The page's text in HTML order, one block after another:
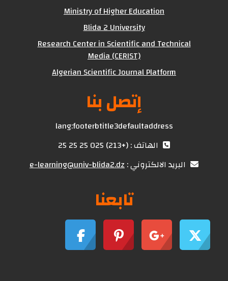
Ministry of Higher Education
Blida 2 University
Research Center in Scientific and Technical
Media (CERIST)
Algerian Scientific Journal Platform
إتصل بنا
lang:footerbtitle3defaultaddress
الهاتف : (+213) 025 25 25 25
البريد الالكتروني :e-learning@univ-blida2.dz
تابعنا